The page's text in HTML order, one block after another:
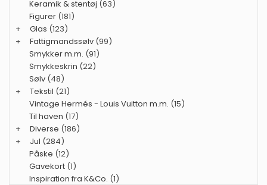
Keramik & stentøj (63)
Figurer (181)
+
Glas (123)
+
Fattigmandssølv (99)
Smykker m.m. (91)
Smykkeskrin (22)
Sølv (48)
+
Tekstil (21)
Vintage Hermés - Louis Vuitton m.m. (15)
Til haven (17)
+
Diverse (186)
+
Jul (284)
Påske (12)
Gavekort (1)
Inspiration fra K&Co. (1)